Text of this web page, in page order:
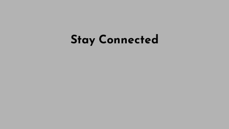
Stay Connected